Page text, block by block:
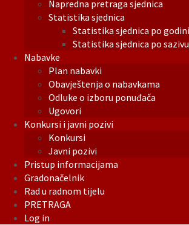
Napredna pretraga sjednica
Statistika sjednica
Statistika sjednica po godini
Statistika sjednica po sazivu
Nabavke
Plan nabavki
Obavještenja o nabavkama
Odluke o izboru ponuđača
Ugovori
Konkursi i javni pozivi
Konkursi
Javni pozivi
Pristup informacijama
Gradonačelnik
Rad u radnom tijelu
PRETRAGA
Log in